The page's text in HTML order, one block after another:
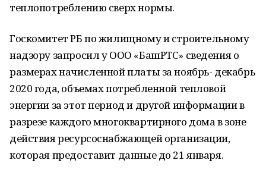
теплопотреблению сверх нормы.
Госкомитет РБ по жилищному и строительному
надзору запросил у ООО «БашРТС» сведения о
размерах начисленной платы за ноябрь- декабрь
2020 года, объемах потребленной тепловой
энергии за этот период и другой информации в
разрезе каждого многоквартирного дома в зоне
действия ресурсоснабжающей организации,
которая предоставит данные до 21 января.